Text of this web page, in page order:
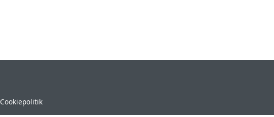
Cookiepolitik